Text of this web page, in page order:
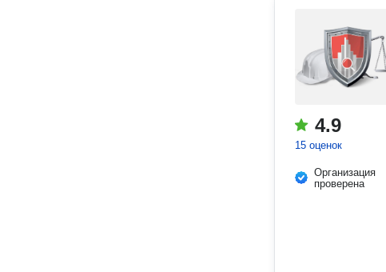
4.9
15 оценок
Организация
проверена